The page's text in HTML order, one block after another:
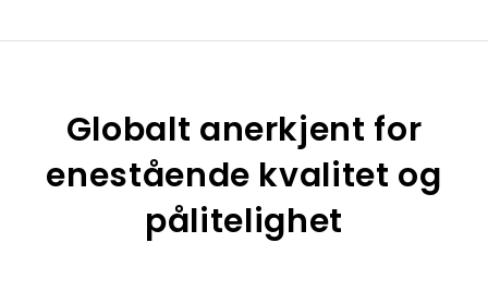
Globalt anerkjent for
enestående kvalitet og
pålitelighet